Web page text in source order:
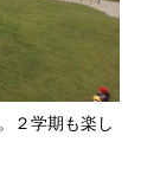
２学期も楽し